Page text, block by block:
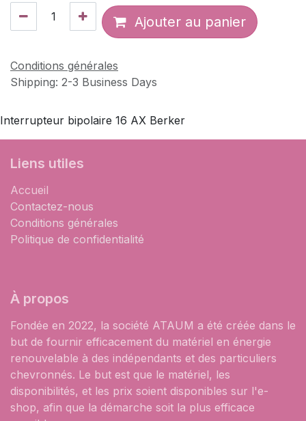
Ajouter au panier
Conditions générales
Shipping: 2-3 Business Days
Interrupteur bipolaire 16 AX Berker
Liens utiles
Accueil
Contactez-nous
Conditions générales
Politique de confidentialité
À propos
Fondée en 2022, la société ATAUM a été créée dans le
but de fournir efficacement du matériel en énergie
renouvelable à des indépendants et des particuliers
chevronnés. Le but est que le matériel, les
disponibilités, et les prix soient disponibles sur l'e-
shop, afin que la démarche soit la plus efficace